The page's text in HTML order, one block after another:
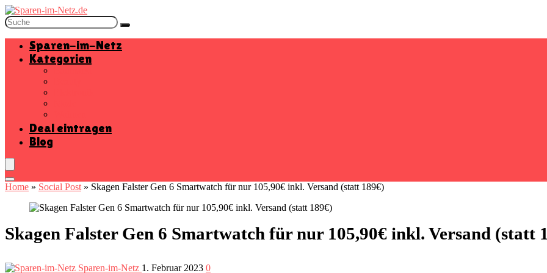
Sparen-im-Netz
Kategorien
Deal eintragen
Blog
Home » Social Post » Skagen Falster Gen 6 Smartwatch für nur 105,90€ inkl. Versand (statt 189€)
Skagen Falster Gen 6 Smartwatch für nur 105,90€ inkl. Versand (statt
Sparen-im-Netz 1. Februar 2023 0